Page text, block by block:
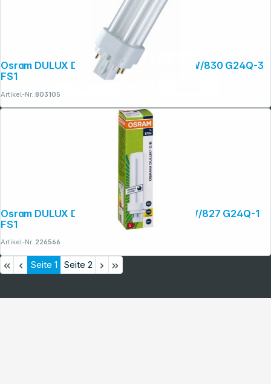
Osram DULUX D/E Energiesparlampe 26W/830 G24Q-3
FS1
Artikel-Nr.:803105
Osram DULUX D/E Energiesparlampe 13W/827 G24Q-1
FS1
Artikel-Nr.:226566
Seite 1 Seite 2